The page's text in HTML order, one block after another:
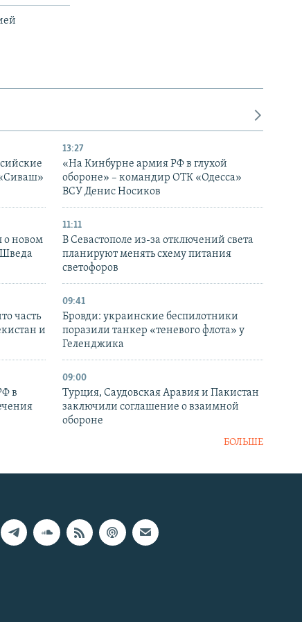
13:27
«На Кинбурне армия РФ в глухой
обороне» – командир ОТК «Одесса»
ВСУ Денис Носиков
о новом
11:11
В Севастополе из-за отключений света
планируют менять схему питания
светофоров
часть
и
09:41
Бровди: украинские беспилотники
поразили танкер «теневого флота» у
Геленджика
в
09:00
Турция, Саудовская Аравия и Пакистан
заключили соглашение о взаимной
обороне
БОЛЬШЕ